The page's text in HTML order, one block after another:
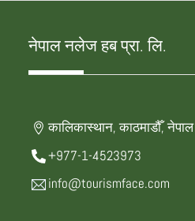
नेपाल नलेज हब प्रा. लि.
कालिकास्थान, काठमाडौँ, नेपाल
+977-1-4523973
info@tourismface.com